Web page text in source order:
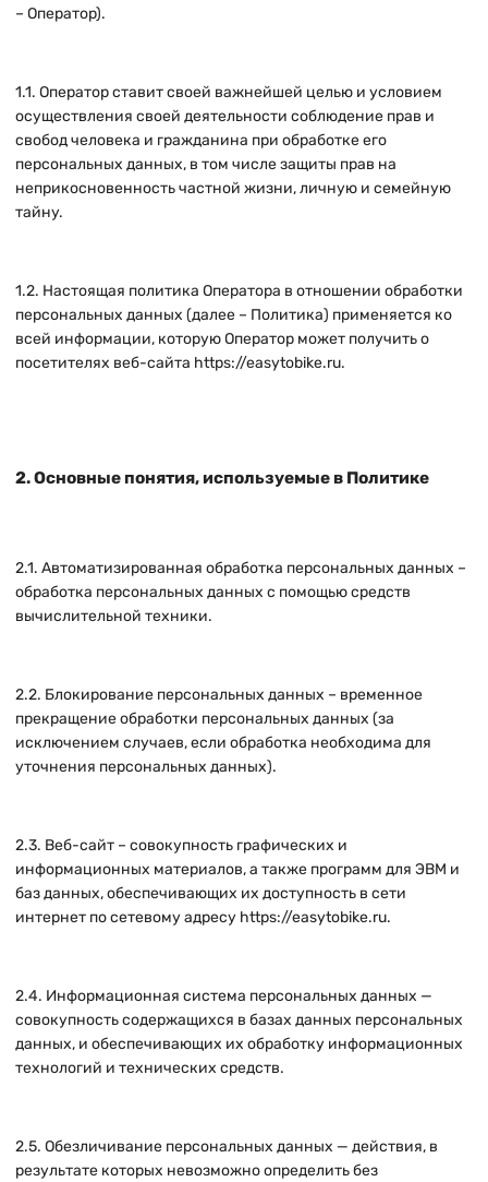
– Оператор).
1.1. Оператор ставит своей важнейшей целью и условием
осуществления своей деятельности соблюдение прав и
свобод человека и гражданина при обработке его
персональных данных, в том числе защиты прав на
неприкосновенность частной жизни, личную и семейную
тайну.
1.2. Настоящая политика Оператора в отношении обработки
персональных данных (далее – Политика) применяется ко
всей информации, которую Оператор может получить о
посетителях веб-сайта https://easytobike.ru.
2. Основные понятия, используемые в Политике
2.1. Автоматизированная обработка персональных данных –
обработка персональных данных с помощью средств
вычислительной техники.
2.2. Блокирование персональных данных – временное
прекращение обработки персональных данных (за
исключением случаев, если обработка необходима для
уточнения персональных данных).
2.3. Веб-сайт – совокупность графических и
информационных материалов, а также программ для ЭВМ и
баз данных, обеспечивающих их доступность в сети
интернет по сетевому адресу https://easytobike.ru.
2.4. Информационная система персональных данных —
совокупность содержащихся в базах данных персональных
данных, и обеспечивающих их обработку информационных
технологий и технических средств.
2.5. Обезличивание персональных данных — действия, в
результате которых невозможно определить без